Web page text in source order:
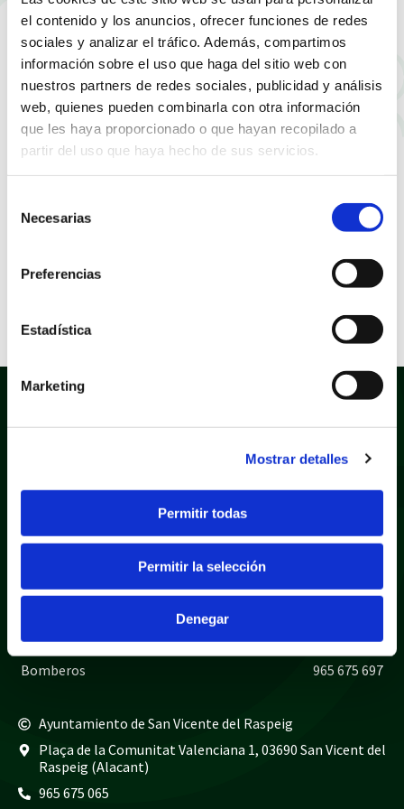
el contenido y los anuncios, ofrecer funciones de redes
sociales y analizar el tráfico. Además, compartimos
información sobre el uso que haga del sitio web con
nuestros partners de redes sociales, publicidad y análisis
web, quienes pueden combinarla con otra información
que les haya proporcionado o que hayan recopilado a
partir del uso que haya hecho de sus servicios.
Necesarias
Preferencias
Estadística
Marketing
Mostrar detalles
Permitir todas
Permitir la selección
Denegar
festeras del municipio
Aviso legal
Política de cookies
Mapa web
Teléfonos de interés
Guardia civil
965 675 814
Bomberos
965 675 697
Ayuntamiento de San Vicente del Raspeig
Plaça de la Comunitat Valenciana 1, 03690 San Vicent del
Raspeig (Alacant)
965 675 065